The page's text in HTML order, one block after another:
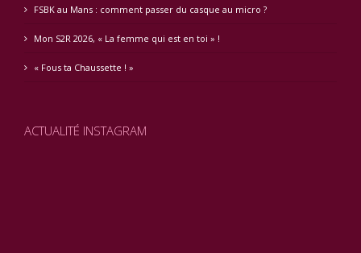
FSBK au Mans : comment passer du casque au micro ?
Mon S2R 2026, « La femme qui est en toi » !
« Fous ta Chaussette ! »
ACTUALITÉ INSTAGRAM